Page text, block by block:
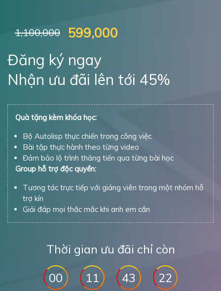
1,100,000 599,000
Đăng ký ngay
Nhận ưu đãi lên tới 45%
Quà tặng kèm khóa học:
Bộ Autolisp thực chiến trong công việc
Bài tập thực hành theo từng video
Đảm bảo lộ trình thăng tiến qua từng bài học
Group hỗ trợ độc quyền:
Tương tác trực tiếp với giảng viên trong một nhóm hỗ
trợ kín
Giải đáp mọi thắc mắc khi anh em cần
Thời gian ưu đãi chỉ còn
00
11 43 21